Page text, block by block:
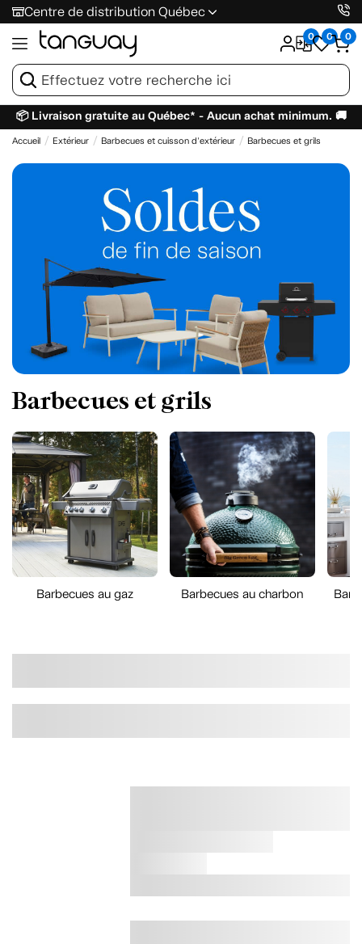
Centre de distribution Québec
0 0 0
📦 Livraison gratuite au Québec* - Aucun achat minimum. 🚚
Accueil Extérieur Barbecues et cuisson d'extérieur Barbecues et grils
Barbecues et grils
Barbecues au gaz Barbecues au charbon